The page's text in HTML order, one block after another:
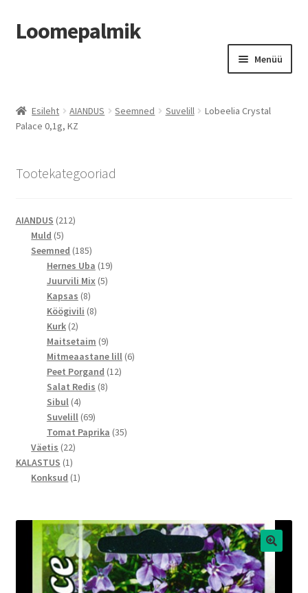
Loomepalmik
Menüü
Esileht AIANDUS Seemned Suvelill
Lobeelia Crystal
Palace 0,1g, KZ
Tootekategooriad
AIANDUS 212212
Muld 55
toodet
Seemned 185185
toodet
Hernes Uba 1919
Juurvili Mix 55
Kapsas 88
toodet
Köögivili 88
Kurk 22
toodet
Maitsetaim 99
toodet
Mitmeaastane lill 66
Peet Porgand 1212
Salat Redis 88
Sibul 44
toodet
Suvelill 6969
toodet
Tomat Paprika 3535
Väetis 2222
KALASTUS 11
toode
Konksud 11